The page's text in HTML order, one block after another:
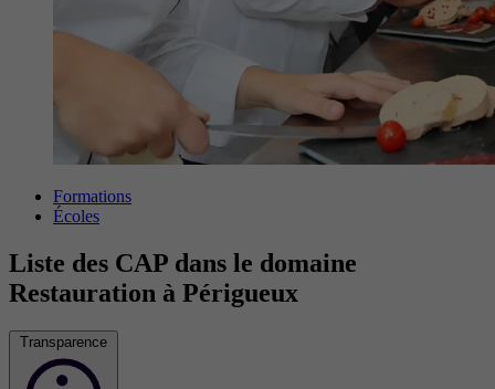
Formations
Écoles
Liste des CAP dans le domaine
Restauration à Périgueux
Transparence